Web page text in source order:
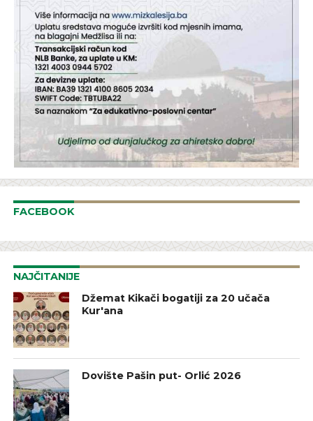
FACEBOOK
NAJČITANIJE
Džemat Kikači bogatiji za 20 učača
Kur'ana
Dovište Pašin put- Orlić 2026